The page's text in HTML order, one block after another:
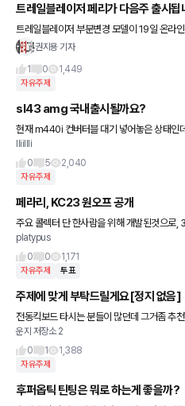
트레일블레이저 페리가 다음주 출시됩
트레일블레이저 부분변경 모델이 19일 온라인
은 소형 SUV인 트랙스의 인기로 조금은 주춤한 모습
권지용 기자
1
0 1,449
자유주제
sl43 amg 국내출시될까요?
현재 m440i 컨버터블 대기 넣어놓은 상태
입하려 합니다. 국내출시 가능성 있을까요?
lliillli
0
5 2,040
자유주제
페라리, KC23 원오프 공개
주요 콜렉터 단 한사람을 위해 개발된것으로
에보2020 기반으로 제작되었으며 곧 개최되
브 스피드에서 오프라인 공개 예정입니다.
platypus
0
0 1,171
자유주제 투표
주제에 맞게 부탁드릴게요[정지 없음]
전동킥보드 타시는 분들이 많던데 그거좀 추
운지 저장소 2
0
1 1,388
자유주제
후퍼옵틱 틴팅은 뭐로 하는게 좋을까?